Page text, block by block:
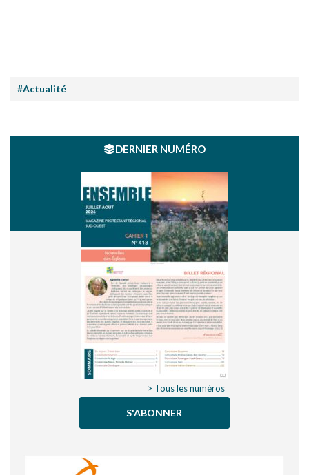
#Actualité
DERNIER NUMÉRO
> Tous les numéros
S'ABONNER